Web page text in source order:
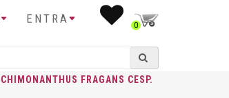
ENTRA 0
FRAGANS CESP.